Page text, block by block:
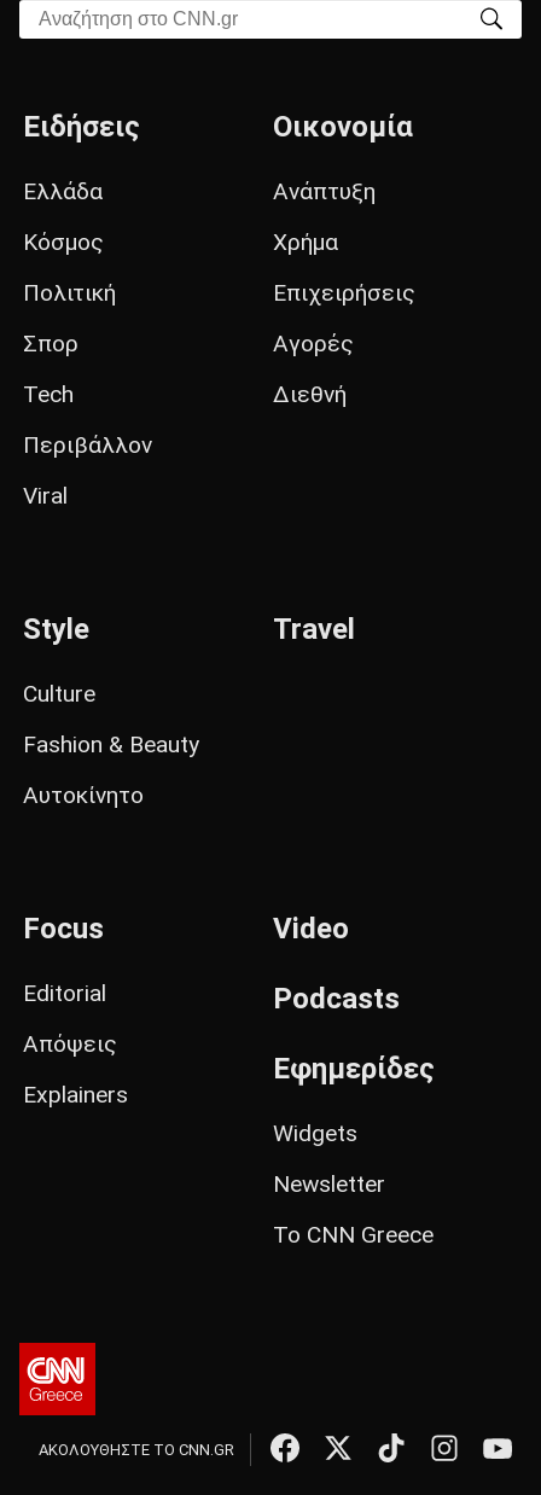
Αναζήτηση στο CNN.gr
Ειδήσεις
Ελλάδα
Κόσμος
Πολιτική
Σπορ
Tech
Περιβάλλον
Viral
Οικονομία
Ανάπτυξη
Χρήμα
Επιχειρήσεις
Αγορές
Διεθνή
Style
Culture
Fashion & Beauty
Αυτοκίνητο
Travel
Focus
Editorial
Απόψεις
Explainers
Video
Podcasts
Εφημερίδες
Widgets
Newsletter
Το CNN Greece
ΑΚΟΛΟΥΘΗΣΤΕ ΤΟ CNN.GR